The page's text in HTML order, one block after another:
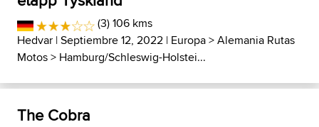
(3) 106 kms
Hedvar | Septiembre 12, 2022 | Europa>Alemania Rutas
Motos> Hamburg/Schleswig-Holstei...
The Cobra